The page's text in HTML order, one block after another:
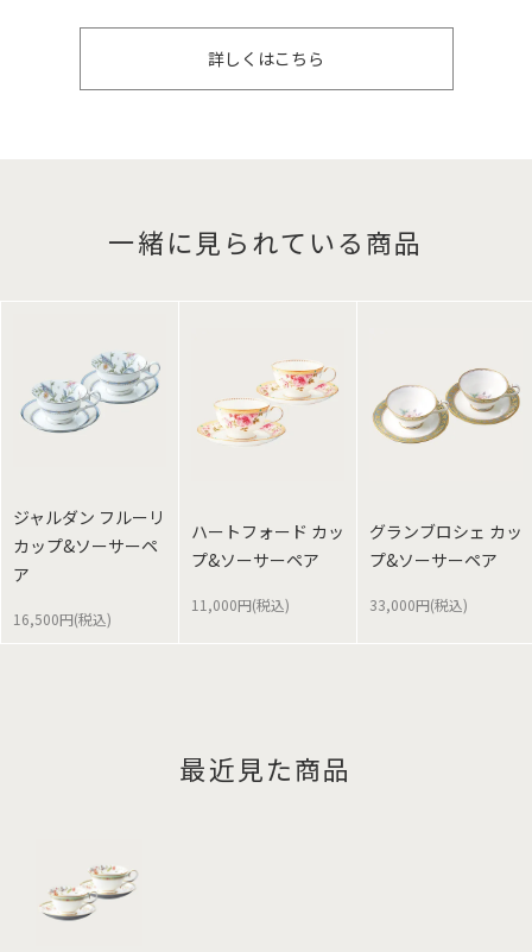
詳しくはこちら
一緒に見られている商品
ジャルダン フルーリ
カップ&ソーサーペ
ア
16,500円(税込)
ハートフォード カッ
プ&ソーサーペア
11,000円(税込)
グランブロシェ カッ
プ&ソーサーペア
33,000円(税込)
最近見た商品